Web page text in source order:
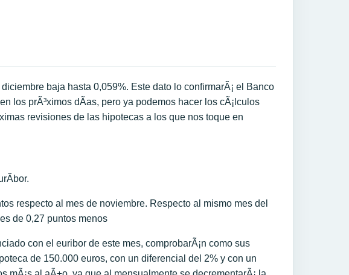
baja hasta 0,059%. Este dato lo confirmarÃ¡ el Banco
los prÃ³ximos dÃ­as, pero ya podemos hacer los cÃ¡lculos
revisiones de las hipotecas a los que nos toque en
respecto al mes de noviembre. Respecto al mismo mes del
de 0,27 puntos menos
con el euribor de este mes, comprobarÃ¡n como sus
de 150.000 euros, con un diferencial del 2% y con un